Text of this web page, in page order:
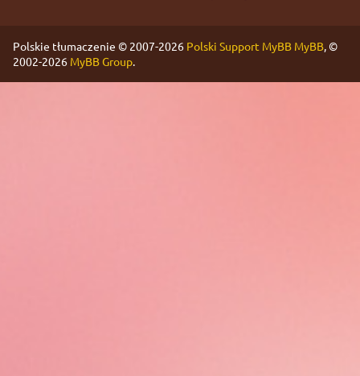
Polskie tłumaczenie © 2007-2026 Polski Support MyBB MyBB, ©
2002-2026 MyBB Group.